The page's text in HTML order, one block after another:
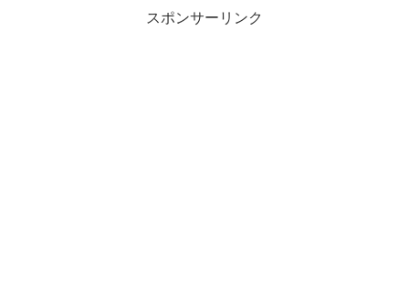
スポンサーリンク